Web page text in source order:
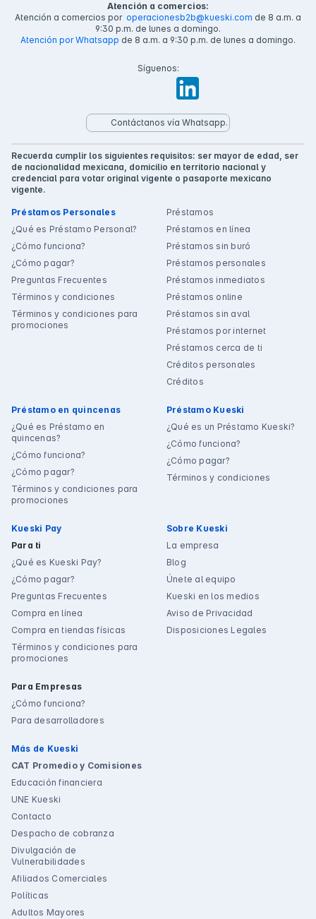
Atención a comercios:
Atención a comercios por operacionesb2b@kueski.com de 8 a.m. a
9:30 p.m. de lunes a domingo.
Atención por Whatsapp de 8 a.m. a 9:30 p.m. de lunes a domingo.
Síguenos:
Contáctanos vía Whatsapp.
Recuerda cumplir los siguientes requisitos: ser mayor de edad, ser
de nacionalidad mexicana, domicilio en territorio nacional y
credencial para votar original vigente o pasaporte mexicano
vigente.
Préstamos Personales
¿Qué es Préstamo Personal?
¿Cómo funciona?
¿Cómo pagar?
Preguntas Frecuentes
Términos y condiciones
Términos y condiciones para
promociones
Préstamos
Préstamos en línea
Préstamos sin buró
Préstamos personales
Préstamos inmediatos
Préstamos online
Préstamos sin aval
Préstamos por internet
Préstamos cerca de ti
Créditos personales
Créditos
Préstamo en quincenas
¿Qué es Préstamo en
quincenas?
¿Cómo funciona?
¿Cómo pagar?
Términos y condiciones para
promociones
Préstamo Kueski
¿Qué es un Préstamo Kueski?
¿Cómo funciona?
¿Cómo pagar?
Términos y condiciones
Kueski Pay
Para ti
¿Qué es Kueski Pay?
¿Cómo pagar?
Preguntas Frecuentes
Compra en línea
Compra en tiendas físicas
Términos y condiciones para
promociones
Para Empresas
¿Cómo funciona?
Para desarrolladores
Sobre Kueski
La empresa
Blog
Únete al equipo
Kueski en los medios
Aviso de Privacidad
Disposiciones Legales
Más de Kueski
CAT Promedio y Comisiones
Educación financiera
UNE Kueski
Contacto
Despacho de cobranza
Divulgación de
Vulnerabilidades
Afiliados Comerciales
Políticas
Adultos Mayores